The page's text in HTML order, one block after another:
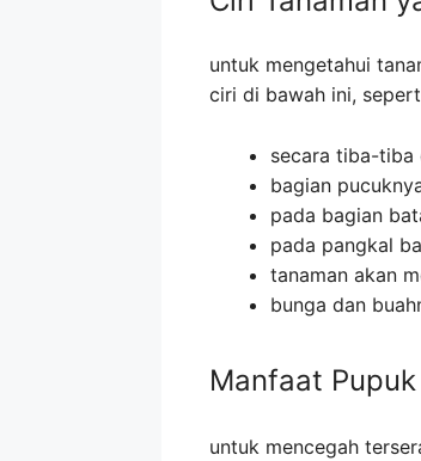
untuk mengetahui
ciri di bawah ini,
secara tiba-tiba
bagian
pada bagian
pada pangkal
tanaman akan
bunga dan
Manfaat
untuk mencegah